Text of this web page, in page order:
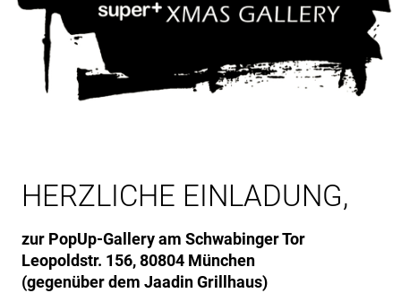
HERZLICHE EINLADUNG,
zur PopUp-Gallery am Schwabinger Tor
Leopoldstr. 156, 80804 München
(gegenüber dem Jaadin Grillhaus)